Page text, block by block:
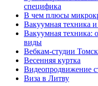
специфика
В чем плюсы
Вакуумная техника
Вакуумная техника:
виды
Вебкам-студии
Весенняя куртка
Видеопродвижение
Виза в Литву